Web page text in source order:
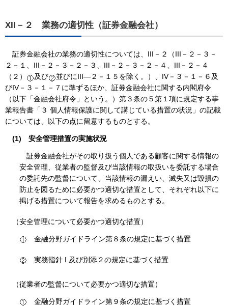
XII－２ 業務の適切性（証券金融会社）
証券金融会社の業務の適切性については、III－２（III－２－３－
２－１、III－２－３－２－３、III－２－３－２－４、III－２－４
（２）
及び
並びにIII―２－１５を除く。）、IV－３－１－６及
びIV－３－１－７に準ずるほか、証券金融会社に関する内閣府令
（以下「金融会社府令」という。）第３条の５第１項に規定する事
業報告書「３ 個人情報保護に関して講じている措置の状況」の記載
については、以下の点に留意するものとする。
(1) 安全管理措置の実施状況
証券金融会社がその取り扱う個人である顧客に関する情報の
安全管理、従業者の監督及び当該情報の取扱いを委託する場合
の委託先の監督について、当該情報の漏えい、滅失又は毀損の
防止を図るために必要かつ適切な措置として、それぞれ以下に
掲げる措置について報告を求めるものとする。
（安全管理について必要かつ適切な措置）
金融分野ガイドライン第８条の規定に基づく措置
実務指針 I 及び別添２の規定に基づく措置
（従業者の監督について必要かつ適切な措置）
金融分野ガイドライン第９条の規定に基づく措置